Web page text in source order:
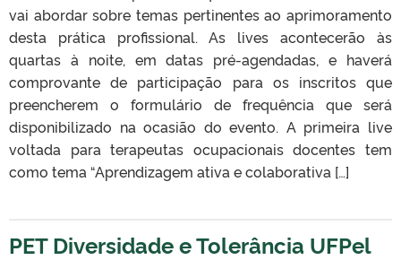
vai abordar sobre temas pertinentes ao aprimoramento
desta prática profissional. As lives acontecerão às
quartas à noite, em datas pré-agendadas, e haverá
comprovante de participação para os inscritos que
preencherem o formulário de frequência que será
disponibilizado na ocasião do evento. A primeira live
voltada para terapeutas ocupacionais docentes tem
como tema “Aprendizagem ativa e colaborativa […]
PET Diversidade e Tolerância UFPel